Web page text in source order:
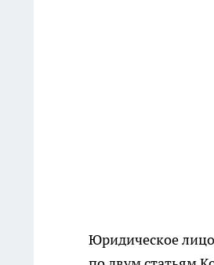
Юридическое